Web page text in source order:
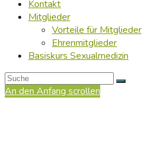
Kontakt
Mitglieder
Vorteile für Mitglieder
Ehrenmitglieder
Basiskurs Sexualmedizin
An den Anfang scrollen